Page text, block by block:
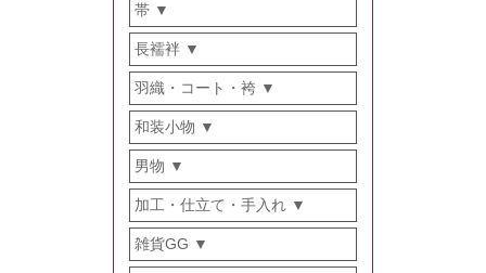
帯
長襦袢
羽織・コート・袴
和装小物
男物
加工・仕立て・手入れ
雑貨GG